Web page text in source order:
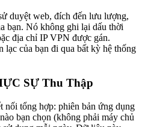
duyệt web, đích đến lưu lượng,
bạn. Nó không ghi lại dấu thời
địa chỉ IP VPN được gán.
của bạn đi qua bất kỳ hệ thống
SỰ Thu Thập
nối tổng hợp: phiên bản ứng dụng
bạn chọn (không phải máy chủ